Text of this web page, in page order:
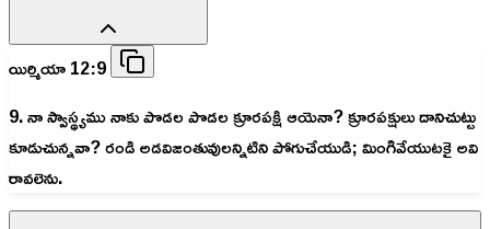
యిర్మియా 12:9
9. నా స్వాస్థ్యము నాకు పొడల పొడల క్రూరపక్షి ఆయెనా? క్రూరపక్షులు దానిచుట్టు
కూడుచున్నవా? రండి అడవిజంతువులన్నిటిని పోగుచేయుడి; మింగివేయుటకై అవి
రావలెను.